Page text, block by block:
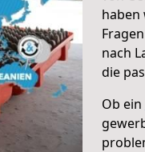
haben
nach
die
Ob ein